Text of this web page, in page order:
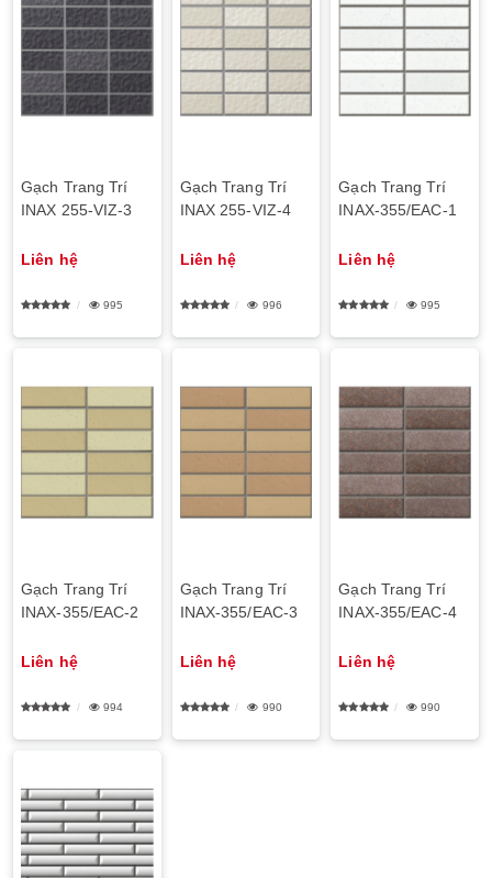
Gạch Trang Trí
INAX 255-VIZ-3
Liên hệ
995
Gạch Trang Trí
INAX 255-VIZ-4
Liên hệ
996
Gạch Trang Trí
INAX-355/EAC-1
Liên hệ
995
Gạch Trang Trí
INAX-355/EAC-2
Liên hệ
994
Gạch Trang Trí
INAX-355/EAC-3
Liên hệ
990
Gạch Trang Trí
INAX-355/EAC-4
Liên hệ
990